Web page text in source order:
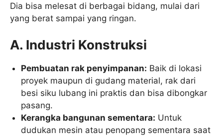
Dia bisa melesat di berbagai bidang, mulai dari
yang berat sampai yang ringan.
A. Industri Konstruksi
Pembuatan rak penyimpanan: Baik di lokasi
proyek maupun di gudang material, rak dari
besi siku lubang ini praktis dan bisa dibongkar
pasang.
Kerangka bangunan sementara: Untuk
dudukan mesin atau penopang sementara saat